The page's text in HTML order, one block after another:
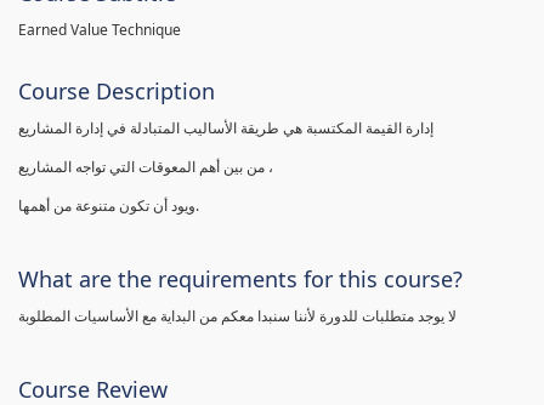
Earned Value Technique
Course Description
إدارة القيمة المكتسبة هي طريقة الأساليب المتبادلة في إدارة المشاريع
من بين أهم المعوقات التي تواجه المشاريع ،
ويود أن تكون متنوعة من أهمها.
What are the requirements for this course?
لا يوجد متطلبات للدورة لأننا سنبدا معكم من البداية مع الأساسيات المطلوبة
Course Review